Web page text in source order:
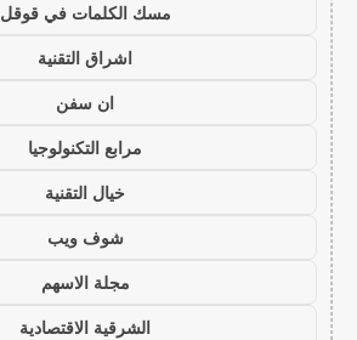
مسك الكلمات في قوقل
اشراق التقنية
ان سفن
مرابع التكنولوجيا
خيال التقنية
شوف ويب
مجلة الاسهم
الشرقية الاقتصادية